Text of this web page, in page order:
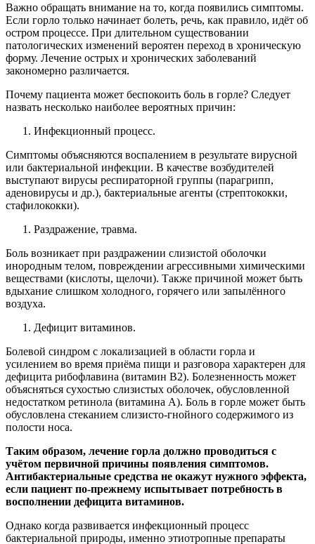
Важно обращать внимание на то, когда появились симптомы.
Если горло только начинает болеть, речь, как правило, идёт об
остром процессе. При длительном существовании
патологических изменений вероятен переход в хроническую
форму. Лечение острых и хронических заболеваний
закономерно различается.
Почему пациента может беспокоить боль в горле? Следует
назвать несколько наиболее вероятных причин:
Инфекционный процесс.
Симптомы объясняются воспалением в результате вирусной
или бактериальной инфекции. В качестве возбудителей
выступают вирусы респираторной группы (парагрипп,
аденовирусы и др.), бактериальные агенты (стрептококки,
стафилококки).
Раздражение, травма.
Боль возникает при раздражении слизистой оболочки
инородным телом, повреждении агрессивными химическими
веществами (кислоты, щелочи). Также причиной может быть
вдыхание слишком холодного, горячего или запылённого
воздуха.
Дефицит витаминов.
Болевой синдром с локализацией в области горла и
усилением во время приёма пищи и разговора характерен для
дефицита рибофлавина (витамин В2). Болезненность может
объясняться сухостью слизистых оболочек, обусловленной
недостатком ретинола (витамина А). Боль в горле может быть
обусловлена стеканием слизисто-гнойного содержимого из
полости носа.
Таким образом, лечение горла должно проводиться с
учётом первичной причины появления симптомов.
Антибактериальные средства не окажут нужного эффекта,
если пациент по-прежнему испытывает потребность в
восполнении дефицита витаминов.
Однако когда развивается инфекционный процесс
бактериальной природы, именно этиотропные препараты